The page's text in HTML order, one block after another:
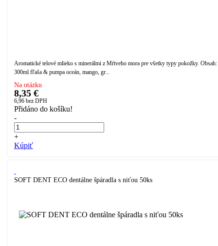
Aromatické telové mlieko s minerálmi z Mŕtveho mora pre všetky typy pokožky. Obsah:
300ml fľaša & pumpa oceán, mango, gr...
Na otázku
8,35 €
6,96 bez DPH
Přidáno do košíku!
-
+
Kúpiť
SOFT DENT ECO dentálne špáradla s niťou 50ks